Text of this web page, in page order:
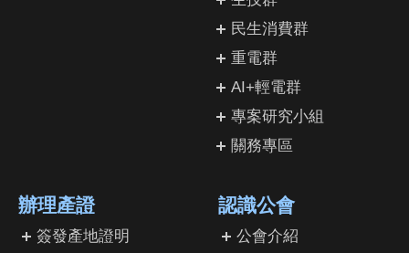
民生消費群
重電群
AI+輕電群
專案研究小組
關務專區
辦理產證
簽發產地證明
認識公會
公會介紹